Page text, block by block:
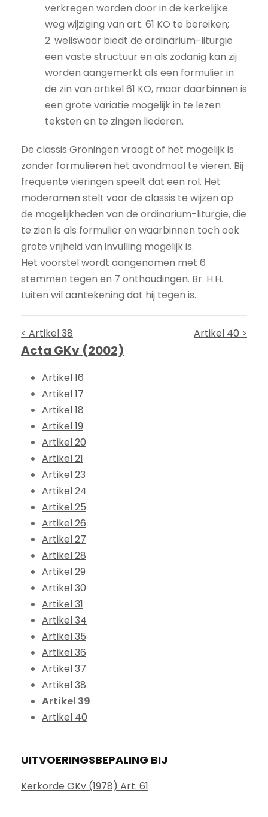
verkregen worden door in de kerkelijke
weg wijziging van art. 61 KO te bereiken;
2. weliswaar biedt de ordinarium-liturgie
een vaste structuur en als zodanig kan zij
worden aangemerkt als een formulier in
de zin van artikel 61 KO, maar daarbinnen is
een grote variatie mogelijk in te lezen
teksten en te zingen liederen.
De classis Groningen vraagt of het mogelijk is
zonder formulieren het avondmaal te vieren. Bij
frequente vieringen speelt dat een rol. Het
moderamen stelt voor de classis te wijzen op
de mogelijkheden van de ordinarium-liturgie, die
te zien is als formulier en waarbinnen toch ook
grote vrijheid van invulling mogelijk is.
Het voorstel wordt aangenomen met 6
stemmen tegen en 7 onthoudingen. Br. H.H.
Luiten wil aantekening dat hij tegen is.
< Artikel 38 Artikel 40 >
Acta GKv (2002)
Artikel 16
Artikel 17
Artikel 18
Artikel 19
Artikel 20
Artikel 21
Artikel 23
Artikel 24
Artikel 25
Artikel 26
Artikel 27
Artikel 28
Artikel 29
Artikel 30
Artikel 31
Artikel 34
Artikel 35
Artikel 36
Artikel 37
Artikel 38
Artikel 39
Artikel 40
UITVOERINGSBEPALING BIJ
Kerkorde GKv (1978) Art. 61